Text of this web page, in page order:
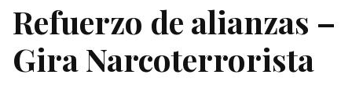
Refuerzo de alianzas –
Gira Narcoterrorista